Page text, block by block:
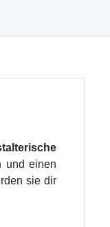
und einen
sie dir